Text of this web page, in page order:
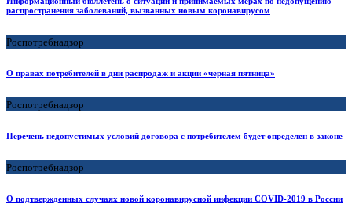
распространения заболеваний, вызванных новым коронавирусом
Роспотребнадзор
О правах потребителей в дни распродаж и акции «черная пятница»
Роспотребнадзор
Перечень недопустимых условий договора с потребителем будет определен в законе
Роспотребнадзор
О подтвержденных случаях новой коронавирусной инфекции COVID-2019 в России